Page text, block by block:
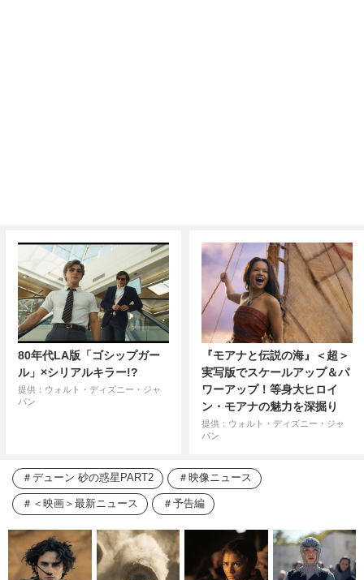
80年代LA版「ゴシップガー
ル」×シリアルキラー!?
提供：ウォルト・ディズニー・ジャ
パン
『モアナと伝説の海』＜超＞
実写版でスケールアップ＆パ
ワーアップ！等身大ヒロイ
ン・モアナの魅力を深掘り
提供：ウォルト・ディズニー・ジャ
パン
デューン 砂の惑星PART2 映像ニュース
＜映画＞最新ニュース 予告編